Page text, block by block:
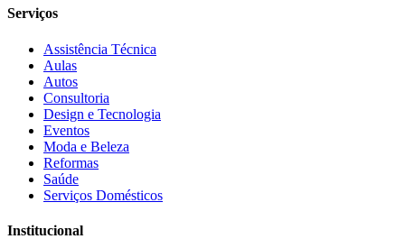
Serviços
Assistência Técnica
Aulas
Autos
Consultoria
Design e Tecnologia
Eventos
Moda e Beleza
Reformas
Saúde
Serviços Domésticos
Institucional